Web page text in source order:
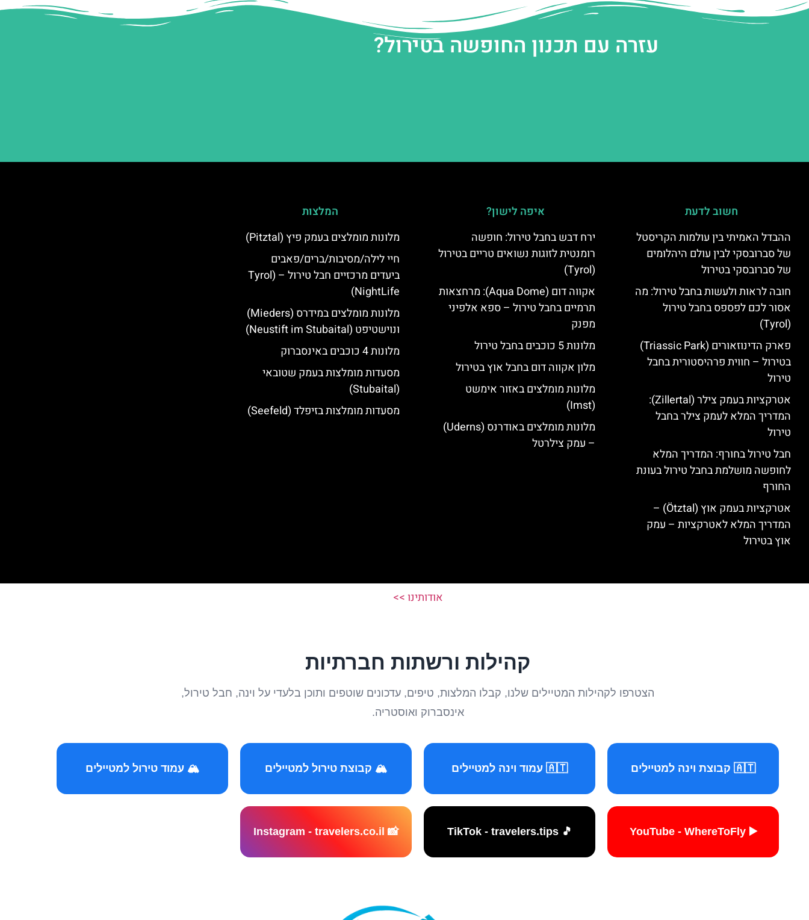
עזרה עם תכנון החופשה בטירול?
חשוב לדעת
ההבדל האמיתי בין עולמות הקריסטל
של סברובסקי לבין עולם היהלומים
של סברובסקי בטירול
חובה לראות ולעשות בחבל טירול: מה
אסור לכם לפספס בחבל טירול
(Tyrol)
פארק הדינוזאורים (Triassic Park)
בטירול – חווית פרהיסטורית בחבל
טירול
אטרקציות בעמק צילר (Zillertal):
המדריך המלא לעמק צילר בחבל
טירול
חבל טירול בחורף: המדריך המלא
לחופשה מושלמת בחבל טירול בעונת
החורף
אטרקציות בעמק אוץ (Ötztal) –
המדריך המלא לאטרקציות – עמק
אוץ בטירול
איפה לישון?
ירח דבש בחבל טירול: חופשה
רומנטית לזוגות נשואים טריים בטירול
(Tyrol)
אקווה דום (Aqua Dome): מרחצאות
תרמיים בחבל טירול – ספא אלפיני
מפנק
מלונות 5 כוכבים בחבל טירול
מלון אקווה דום בחבל אוץ בטירול
מלונות מומלצים באזור אימשט
(Imst)
מלונות מומלצים באודרנס (Uderns)
– עמק צילרטל
המלצות
מלונות מומלצים בעמק פיץ (Pitztal)
חיי לילה/מסיבות/ברים/פאבים
ביעדים מרכזיים חבל טירול – (Tyrol
NightLife)
מלונות מומלצים במידרס (Mieders)
ונוישטיפט (Neustift im Stubaital)
מלונות 4 כוכבים באינסברוק
מסעדות מומלצות בעמק שטובאי
(Stubaital)
מסעדות מומלצות בזיפלד (Seefeld)
אודותינו >>
קהילות ורשתות חברתיות
הצטרפו לקהילות המטיילים שלנו, קבלו המלצות, טיפים, עדכונים שוטפים ותוכן בלעדי על וינה, חבל טירול,
אינסברוק ואוסטריה.
🇦🇹 קבוצת וינה למטיילים 🇦🇹 עמוד וינה למטיילים 🏔️ קבוצת טירול למטיילים 🏔️ עמוד טירול למטיילים
▶️ YouTube - WhereToFly
🎵 TikTok - travelers.tips
📸 Instagram - travelers.co.il